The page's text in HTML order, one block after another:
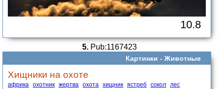
10.8
5. Pub:1167423
Картинки - Животные
Хищники на охоте
африка охотник жертва охота хищник ястреб сокол лес